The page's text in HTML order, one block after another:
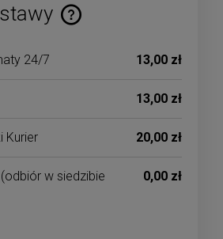
ewentualnych kosztów płatności
24/7 13,00 zł
13,00 zł
Kurier 20,00 zł
(odbiór w siedzibie
0,00 zł